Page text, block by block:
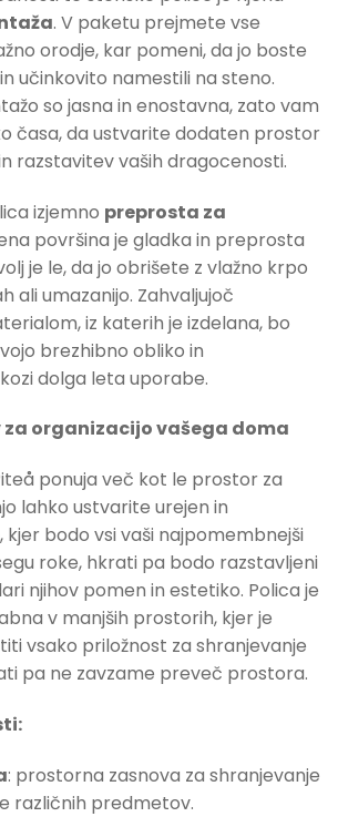
. V paketu prejmete vse
orodje, kar pomeni, da jo boste
učinkovito namestili na steno.
so jasna in enostavna, zato vam
časa, da ustvarite dodaten prostor
razstavitev vaših dragocenosti.
izjemno preprosta za
površina je gladka in preprosta
je le, da jo obrišete z vlažno krpo
ali umazanijo. Zahvaljujoč
iz katerih je izdelana, bo
brezhibno obliko in
dolga leta uporabe.
organizacijo vašega doma
ponuja več kot le prostor za
lahko ustvarite urejen in
kjer bodo vsi vaši najpomembnejši
roke, hkrati pa bodo razstavljeni
njihov pomen in estetiko. Polica je
v manjših prostorih, kjer je
vsako priložnost za shranjevanje
pa ne zavzame preveč prostora.
: prostorna zasnova za shranjevanje
različnih predmetov.